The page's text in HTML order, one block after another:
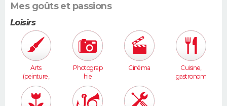
Mes goûts et passions
Loisirs
Arts
(peinture,
sculpture...
)
Photograp
hie
Cinéma
Cuisine,
gastronom